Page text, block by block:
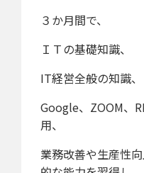
３か月間で、
ＩＴの基礎知識、
IT経営全般の知識、
Google、ZOOM、
用、
業務改善や生産性